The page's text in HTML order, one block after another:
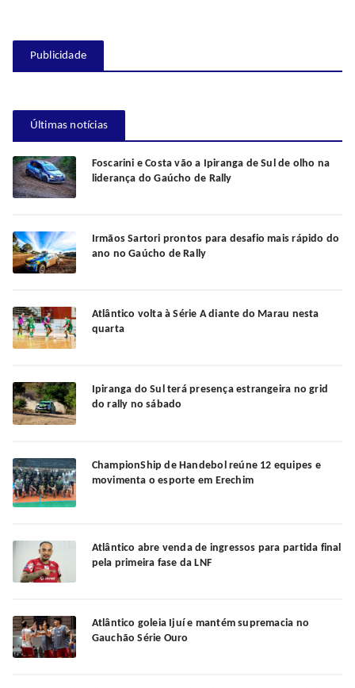
Publicidade
Últimas notícias
Foscarini e Costa vão a Ipiranga de Sul de olho na
liderança do Gaúcho de Rally
Irmãos Sartori prontos para desafio mais rápido do
ano no Gaúcho de Rally
Atlântico volta à Série A diante do Marau nesta
quarta
Ipiranga do Sul terá presença estrangeira no grid
do rally no sábado
ChampionShip de Handebol reúne 12 equipes e
movimenta o esporte em Erechim
Atlântico abre venda de ingressos para partida final
pela primeira fase da LNF
Atlântico goleia Ijuí e mantém supremacia no
Gauchão Série Ouro